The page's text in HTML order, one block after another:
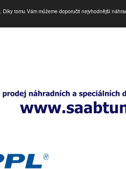
tomu Vám můžeme doporučit nejvhodnější